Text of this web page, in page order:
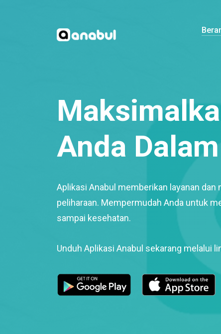
Anda
Aplikasi Anabul memberikan layanan
peliharaan. Mempermudah Anda untuk
sampai kesehatan.
Unduh Aplikasi Anabul sekarang melalui